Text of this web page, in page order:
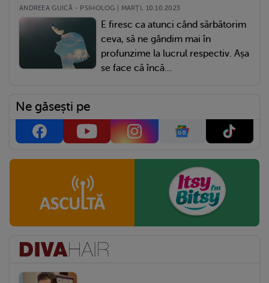
ANDREEA GUICĂ - PSIHOLOG | MARŢI, 10.10.2023
E firesc ca atunci când sărbătorim
ceva, să ne gândim mai în
profunzime la lucrul respectiv. Așa
se face că încă...
Ne găsești pe